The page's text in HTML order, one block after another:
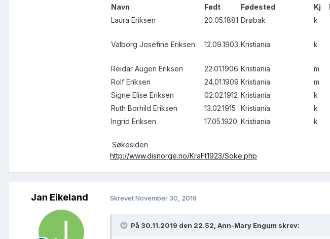
Navn Født Fødested Kj
Laura Eriksen
20.05.1881 Drøbak k
Valborg Josefine Eriksen 12.09.1903 Kristiania k
Reidar Augen Eriksen 22.01.1906 Kristiania m
Rolf Eriksen
24.01.1909 Kristiania m
Signe Elise Eriksen
02.02.1912 Kristiania k
Ruth Borhild Eriksen
13.02.1915 Kristiania k
Ingrid Eriksen
17.05.1920 Kristiania k
Søkesiden
http://www.disnorge.no/KraFt1923/Soke.php
Jan Eikeland SkrevetNovember 30, 2019
På 30.11.2019 den 22.52, Ann-Mary Engum skrev: